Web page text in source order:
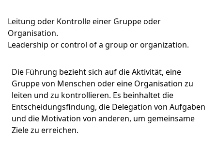
Leitung oder Kontrolle einer Gruppe oder
Organisation.
Leadership or control of a group or organization.
Die Führung bezieht sich auf die Aktivität, eine
Gruppe von Menschen oder eine Organisation zu
leiten und zu kontrollieren. Es beinhaltet die
Entscheidungsfindung, die Delegation von Aufgaben
und die Motivation von anderen, um gemeinsame
Ziele zu erreichen.